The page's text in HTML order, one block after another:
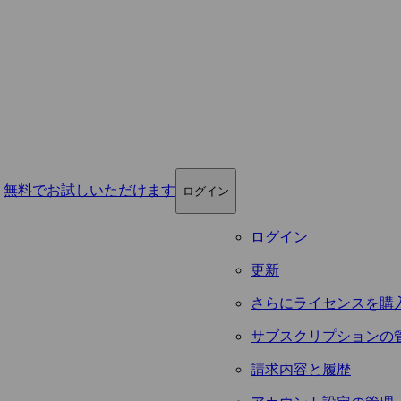
無料でお試しいただけます ログイン
ログイン
更新
さらにライセンスを購
サブスクリプションの
請求内容と履歴